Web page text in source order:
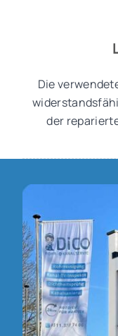
Die
der